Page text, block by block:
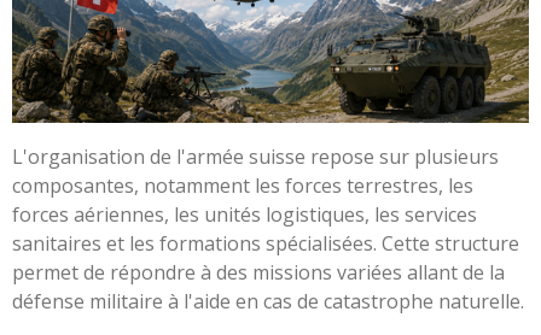
L'organisation de l'armée suisse repose sur plusieurs
composantes, notamment les forces terrestres, les
forces aériennes, les unités logistiques, les services
sanitaires et les formations spécialisées. Cette structure
permet de répondre à des missions variées allant de la
défense militaire à l'aide en cas de catastrophe naturelle.